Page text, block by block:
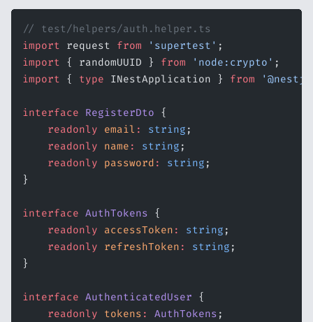
// test/helpers/auth.helper.ts
import request from 'supertest' ;
import { randomUUID } from 'node:crypto' ;
import { type INestApplication } from
interface RegisterDto {
    readonly
email : string ;
    readonly
name : string ;
    readonly
password : string ;
}
interface AuthTokens {
    readonly
accessToken : string ;
    readonly
refreshToken : string ;
}
interface AuthenticatedUser {
    readonly
tokens : AuthTokens ;